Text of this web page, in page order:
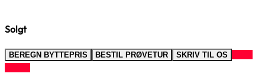
Solgt
BEREGN BYTTEPRIS BESTIL PRØVETUR SKRIV TIL OS